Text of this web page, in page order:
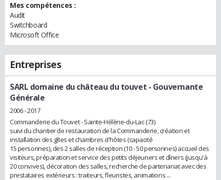
Mes compétences :
Audit
Switchboard
Microsoft Office
Entreprises
SARL domaine du château du touvet - Gouvernante
Générale
2006 - 2017
Commanderie du Touvet - Sainte-Hélène-du-Lac (73)
suivi du chantier de restauration de la Commanderie, création et
installation des gîtes et chambres d'hôtes (capacité
15 personnes), des 2 salles de réception (10 - 50 personnes) accueil des
visiteurs, préparation et service des petits déjeuners et dîners (jusqu'à
20 convives), décoration des salles, recherche de partenariat avec des
prestataires extérieurs : traiteurs, fleuristes, animations ...